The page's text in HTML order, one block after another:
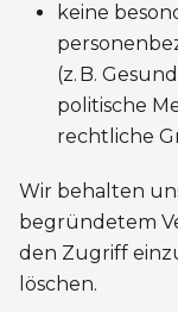
keine
(z. B.
politische
rechtliche
Wir behalten
begründetem
den Zugriff
löschen.